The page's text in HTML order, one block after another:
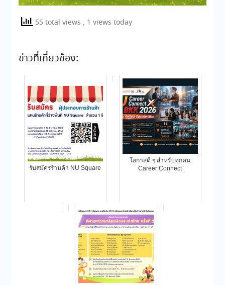
55 total views , 1 views today
ข่าวที่เกี่ยวข้อง:
รับสมัครร้านค้า NU Square
โอกาสดี ๆ สำหรับทุกคน
Career Connect